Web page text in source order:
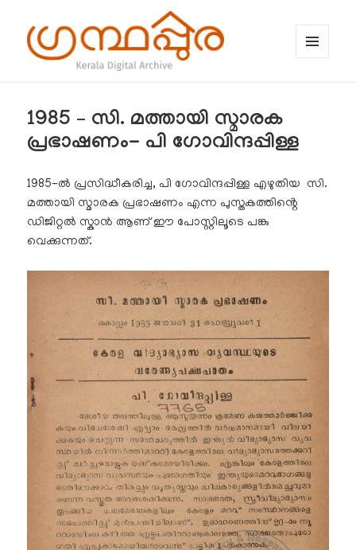
1985 – സി. മത്തായി സ്മാരക
പ്രഭാഷണം- പി ഗോവിന്ദപ്പിള്ള
1985-ൽ പ്രസിദ്ധീകരിച്ച, പി ഗോവിന്ദപ്പിള്ള എഴുതിയ സി.
മത്തായി സ്മാരക പ്രഭാഷണം എന്ന പുസ്തകത്തിൻ്റെ
ഡിജിറ്റൽ സ്കാൻ ആണ് ഈ പോസ്റ്റിലൂടെ പങ്കു
വെക്കുന്നത്.